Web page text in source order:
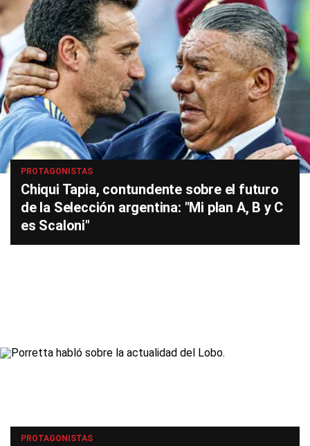
PROTAGONISTAS
Chiqui Tapia, contundente sobre el futuro
de la Selección argentina: "Mi plan A, B y C
es Scaloni"
PROTAGONISTAS